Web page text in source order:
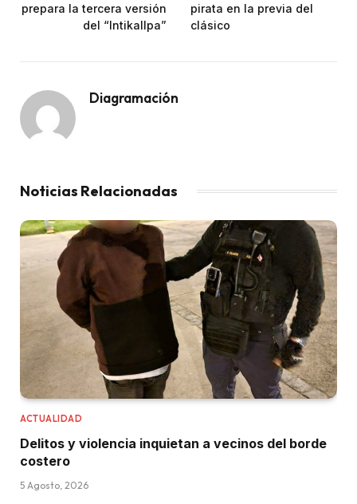
prepara la tercera versión
del “Intikallpa”
pirata en la previa del
clásico
Diagramación
Noticias Relacionadas
ACTUALIDAD
Delitos y violencia inquietan a vecinos del borde
costero
5 Agosto, 2026